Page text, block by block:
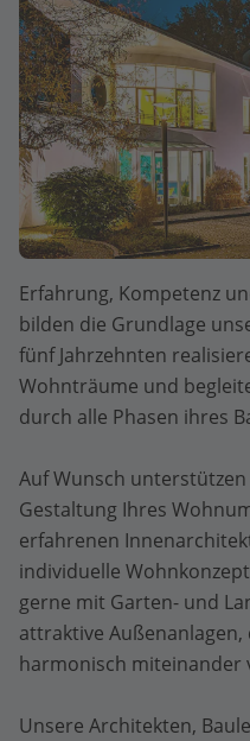
Erfahrung, Kompetenz
bilden die Grundlage
fünf Jahrzehnten
Wohnträume und
durch alle Phasen ihres
Auf Wunsch
Gestaltung Ihres
erfahrenen
individuelle
gerne mit Garten- und
attraktive
harmonisch miteinander
Unsere Architekten,